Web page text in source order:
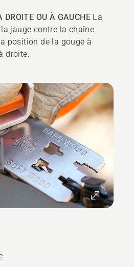
DROITE OU À GAUCHE La
jauge contre la chaîne
position de la gouge à
droite.